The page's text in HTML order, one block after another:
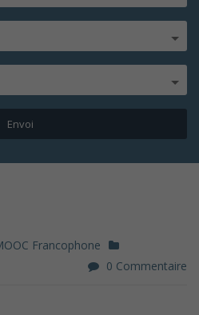
Francophone
0 Commentaire